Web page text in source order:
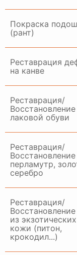
Покраска
(рант)
Реставрация
на канве
Реставрация/
Восстановление
лаковой обуви
Реставрация/
перламутр,
серебро
Реставрация/
из
кожи (питон,
крокодил...)